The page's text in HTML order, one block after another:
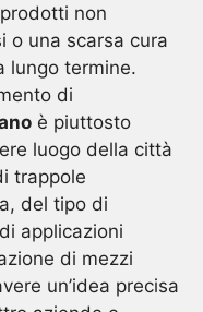
non
o una scarsa cura
lungo termine.
di
è piuttosto
luogo della città
trappole
del tipo di
applicazioni
di mezzi
un’idea precisa